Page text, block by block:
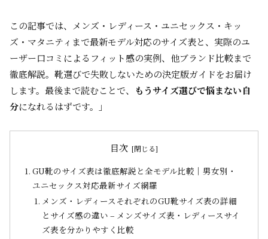
この記事では、メンズ・レディース・ユニセックス・キッ
ズ・マタニティまで最新モデル対応のサイズ表と、実際のユ
ーザー口コミによるフィット感の実例、他ブランド比較まで
徹底解説。靴選びで失敗しないための決定版ガイドをお届け
します。最後まで読むことで、
もうサイズ選びで悩まない自
分になれるはずです。」
目次
GU靴のサイズ表は徹底解説と全モデル比較｜男女別・
ユニセックス対応最新サイズ網羅
メンズ・レディースそれぞれのGU靴サイズ表の詳細
とサイズ感の違い – メンズサイズ表・レディースサイ
ズ表を分かりやすく比較